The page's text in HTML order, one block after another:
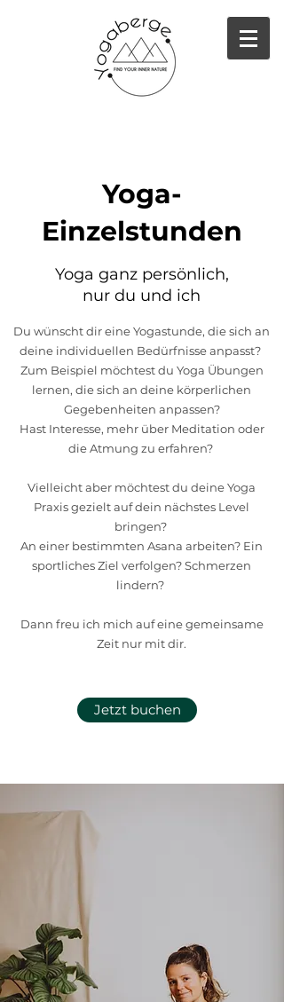
Yoga-
Einzelstunden
Yoga ganz persönlich,
nur du und ich
Du wünscht dir eine Yogastunde, die sich an
deine individuellen Bedürfnisse anpasst?
Zum Beispiel möchtest du Yoga Übungen
lernen, die sich an deine körperlichen
Gegebenheiten anpassen?
Hast Interesse, mehr über Meditation oder
die Atmung zu erfahren?
Vielleicht aber möchtest du deine Yoga
Praxis gezielt auf dein nächstes Level
bringen?
An einer bestimmten Asana arbeiten? Ein
sportliches Ziel verfolgen? Schmerzen
lindern?
Dann freu ich mich auf eine gemeinsame
Zeit nur mit dir.
Jetzt buchen